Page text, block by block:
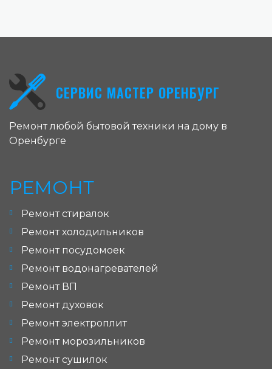
СЕРВИС МАСТЕР ОРЕНБУРГ
Ремонт любой бытовой техники на дому в
Оренбурге
РЕМОНТ
Ремонт стиралок
Ремонт холодильников
Ремонт посудомоек
Ремонт водонагревателей
Ремонт ВП
Ремонт духовок
Ремонт электроплит
Ремонт морозильников
Ремонт сушилок